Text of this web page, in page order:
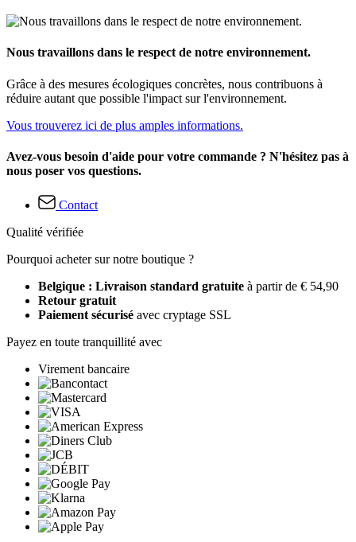
Nous travaillons dans le respect de notre environnement.
Grâce à des mesures écologiques concrètes, nous contribuons à
réduire autant que possible l'impact sur l'environnement.
Vous trouverez ici de plus amples informations.
Avez-vous besoin d'aide pour votre commande ? N'hésitez pas à
nous poser vos questions.
Contact
Qualité vérifiée
Pourquoi acheter sur notre boutique ?
Belgique : Livraison standard gratuite à partir de € 54,90
Retour gratuit
Paiement sécurisé avec cryptage SSL
Payez en toute tranquillité avec
Virement bancaire